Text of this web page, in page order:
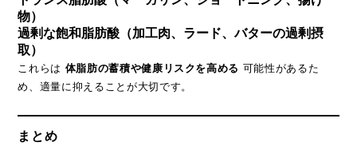
物）
過剰な飽和脂肪酸（加工肉、ラード、バターの過剰摂
取）
これらは 体脂肪の蓄積や健康リスクを高める 可能性があるた
め、適量に抑えることが大切です。
まとめ